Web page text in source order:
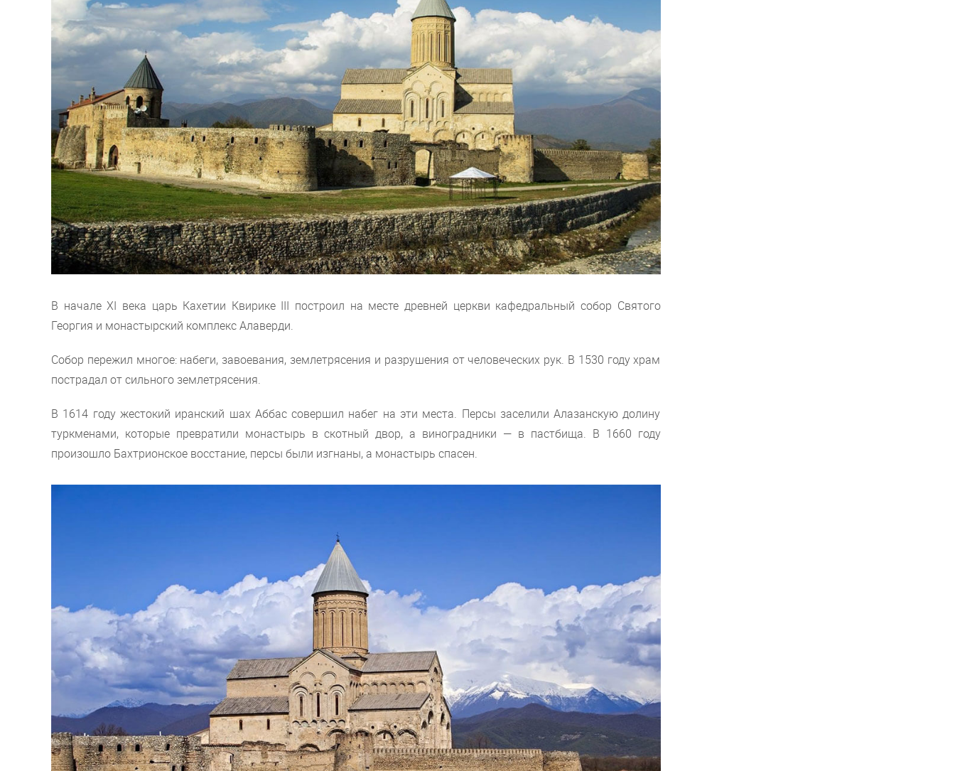
В начале XI века царь Кахетии Квирике III построил на месте древней церкви кафедральный собор Святого
Георгия и монастырский комплекс Алаверди.
Собор пережил многое: набеги, завоевания, землетрясения и разрушения от человеческих рук. В 1530 году храм
пострадал от сильного землетрясения.
В 1614 году жестокий иранский шах Аббас совершил набег на эти места. Персы заселили Алазанскую долину
туркменами, которые превратили монастырь в скотный двор, а виноградники — в пастбища. В 1660 году
произошло Бахтрионское восстание, персы были изгнаны, а монастырь спасен.